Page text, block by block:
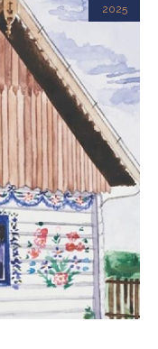
2025